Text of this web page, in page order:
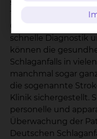
sowie Nährstoffe
Teil fatalen Folgen
Grund ist der Faktor
schnelle Diagnostik
können die
Schlaganfalls in
manchmal sogar
die sogenannte
Klinik sichergestellt.
personelle und
Überwachung der
Deutschen